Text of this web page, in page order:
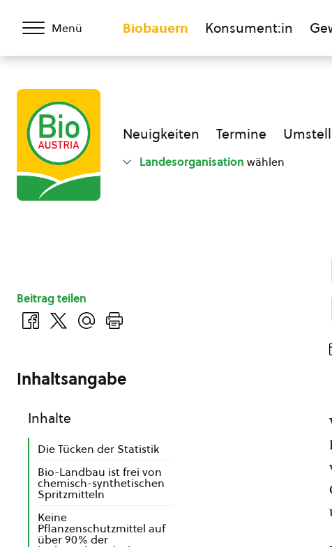
Menü Biobauern Konsument:in
Neuigkeiten Termine
Landesorganisation wählen
Beitrag teilen
Inhaltsangabe
Inhalte
Die Tücken der Statistik
Bio-Landbau ist frei von
chemisch-synthetischen
Spritzmitteln
Keine
Pflanzenschutzmittel auf
über 90% der